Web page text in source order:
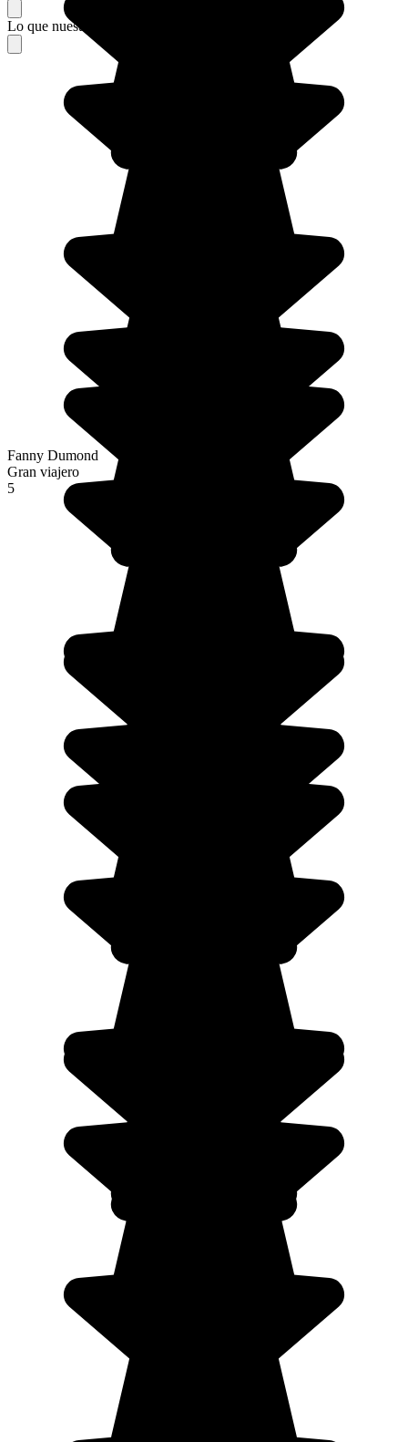
Lo que nuestros viajeros piensan de su estancia
Fanny Dumond
Gran viajero
5